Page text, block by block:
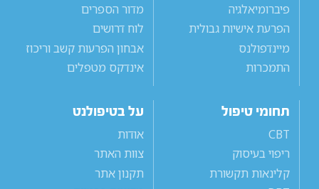
פיברומיאלגיה
הפרעת אישיות גבולית
מיינדפולנס
התמכרות
מדור הספרים
לוח דרושים
אבחון הפרעות קשב וריכוז
אינדקס מטפלים
תחומי טיפול
CBT
ריפוי בעיסוק
קלינאות תקשורת
על בטיפולנט
אודות
צוות האתר
תקנון אתר